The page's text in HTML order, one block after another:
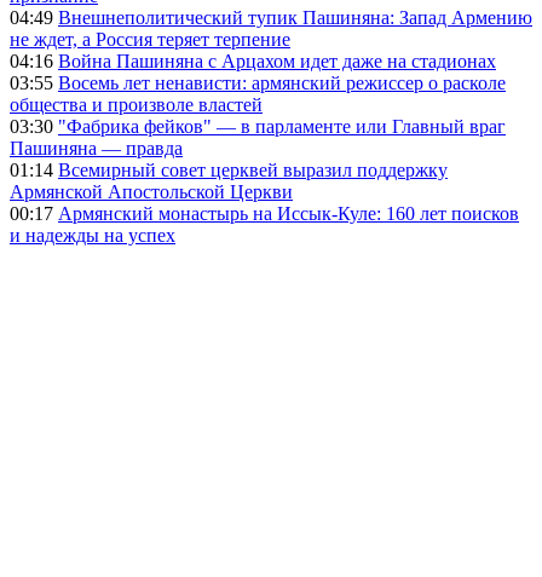
04:49 Внешнеполитический тупик Пашиняна: Запад Армению
не ждет, а Россия теряет терпение
04:16 Война Пашиняна с Арцахом идет даже на стадионах
03:55 Восемь лет ненависти: армянский режиссер о расколе
общества и произволе властей
03:30 "Фабрика фейков" — в парламенте или Главный враг
Пашиняна — правда
01:14 Всемирный совет церквей выразил поддержку
Армянской Апостольской Церкви
00:17 Армянский монастырь на Иссык-Куле: 160 лет поисков
и надежды на успех